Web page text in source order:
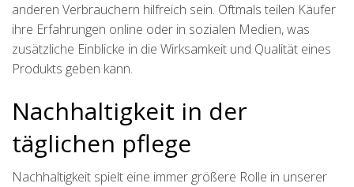
anderen Verbrauchern hilfreich sein. Oftmals teilen Käufer
ihre Erfahrungen online oder in sozialen Medien, was
zusätzliche Einblicke in die Wirksamkeit und Qualität eines
Produkts geben kann.
Nachhaltigkeit in der
täglichen pflege
Nachhaltigkeit spielt eine immer größere Rolle in unserer